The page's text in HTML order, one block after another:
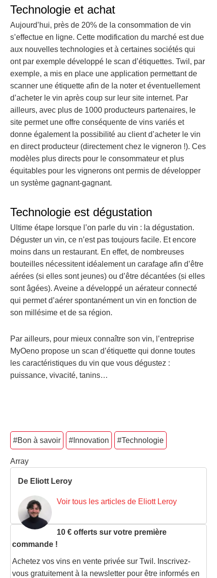
Technologie et achat
Aujourd’hui, près de 20% de la consommation de vin
s’effectue en ligne. Cette modification du marché est due
aux nouvelles technologies et à certaines sociétés qui
ont par exemple développé le scan d’étiquettes. Twil, par
exemple, a mis en place une application permettant de
scanner une étiquette afin de la noter et éventuellement
d’acheter le vin après coup sur leur site internet. Par
ailleurs, avec plus de 1000 producteurs partenaires, le
site permet une offre conséquente de vins variés et
donne également la possibilité au client d’acheter le vin
en direct producteur (directement chez le vigneron !). Ces
modèles plus directs pour le consommateur et plus
équitables pour les vignerons ont permis de développer
un système gagnant-gagnant.
Technologie est dégustation
Ultime étape lorsque l’on parle du vin : la dégustation.
Déguster un vin, ce n’est pas toujours facile. Et encore
moins dans un restaurant. En effet, de nombreuses
bouteilles nécessitent idéalement un carafage afin d’être
aérées (si elles sont jeunes) ou d’être décantées (si elles
sont âgées). Aveine a développé un aérateur connecté
qui permet d’aérer spontanément un vin en fonction de
son millésime et de sa région.
Par ailleurs, pour mieux connaître son vin, l’entreprise
MyOeno propose un scan d’étiquette qui donne toutes
les caractéristiques du vin que vous dégustez :
puissance, vivacité, tanins…
#Bon à savoir #Innovation #Technologie
Array
De Eliott Leroy
Voir tous les articles de Eliott Leroy
10 € offerts sur votre première
commande !
Achetez vos vins en vente privée sur Twil. Inscrivez-
vous gratuitement à la newsletter pour être informés en